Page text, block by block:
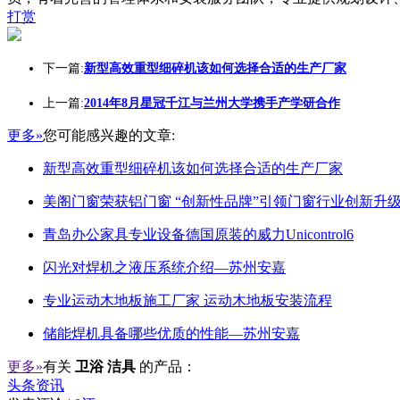
打赏
下一篇:新型高效重型细碎机该如何选择合适的生产厂家
上一篇:2014年8月星冠千江与兰州大学携手产学研合作
更多»您可能感兴趣的文章:
新型高效重型细碎机该如何选择合适的生产厂家
美阁门窗荣获铝门窗 “创新性品牌”引领门窗行业创新升
青岛办公家具专业设备德国原装的威力Unicontrol6
闪光对焊机之液压系统介绍—苏州安嘉
专业运动木地板施工厂家 运动木地板安装流程
储能焊机具备哪些优质的性能—苏州安嘉
更多»有关 卫浴 洁具 的产品：
头条资讯